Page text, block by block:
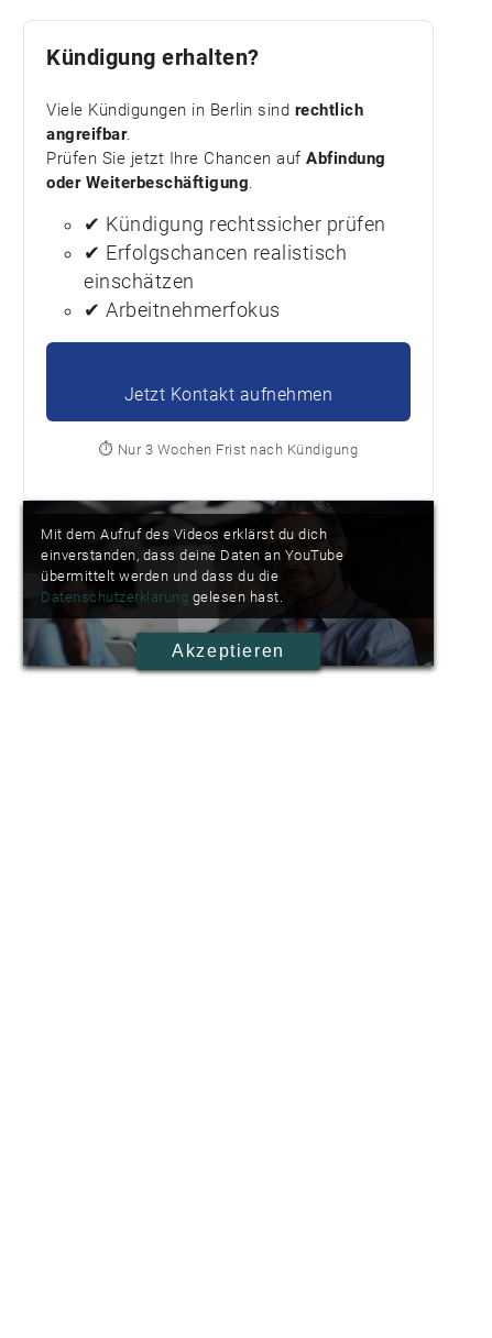
Kündigung erhalten?
Viele Kündigungen in Berlin sind rechtlich
angreifbar.
Prüfen Sie jetzt Ihre Chancen aufAbfindung
oder Weiterbeschäftigung.
✔ Kündigung rechtssicher prüfen
✔ Erfolgschancen realistisch
einschätzen
✔ Arbeitnehmerfokus
Jetzt Kontakt aufnehmen
⏱️ Nur 3 Wochen Frist nach Kündigung
Mit dem Aufruf des Videos erklärst du dich
einverstanden, dass deine Daten an YouTube
übermittelt werden und dass du die
Datenschutzerklärung gelesen hast.